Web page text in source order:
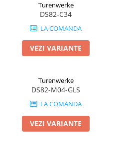
Turenwerke
DS82-C34
LA COMANDA
VEZI VARIANTE
Turenwerke
DS82-M04-GLS
LA COMANDA
VEZI VARIANTE